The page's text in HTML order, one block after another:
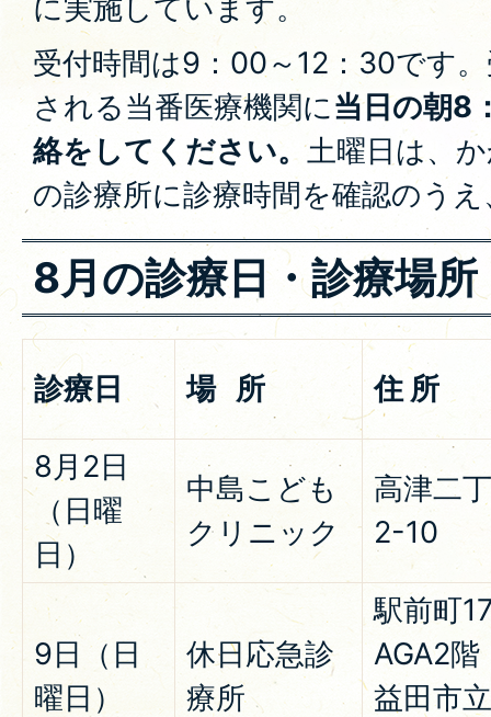
に実施しています。
受付時間は9：00～12：30です
される当番医療機関に当日の朝8
絡をしてください。土曜日は、
の診療所に診療時間を確認のう
8月の診療日・診療場所
診療日 場 所 住 所
8月2日
（日曜
日）
中島こども
クリニック
高津二
2-10
9日（日
曜日）
休日応急診
療所
駅前町
AGA2階
益田市